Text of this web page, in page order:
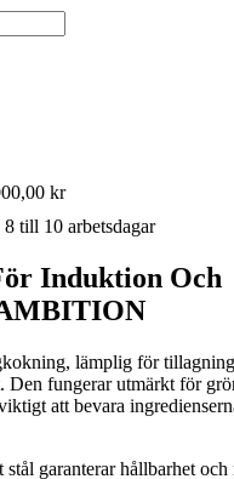
kr
8 till 10 arbetsdagar
Induktion Och
lämplig för
Den fungerar utmärkt för
att bevara
garanterar hållbarhet och